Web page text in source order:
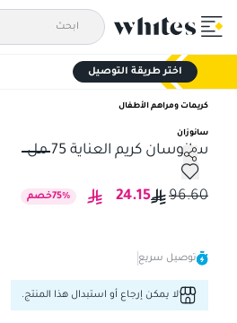
اختر طريقة التوصيل
كريمات ومراهم الأطفال
سانوزان
سانوسان كريم العناية 75 مل
سانوسان كريم العناية 75 مل
96.60
24.15
75% خصم
توصيل سريع
لا يمكن إرجاع أو استبدال هذا المنتج.